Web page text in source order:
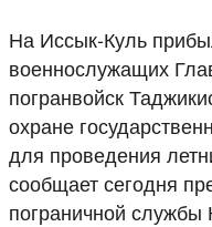
На Иссык-Куль
военнослужащих
погранвойск
охране
для проведения
сообщает сегодня
пограничной службы